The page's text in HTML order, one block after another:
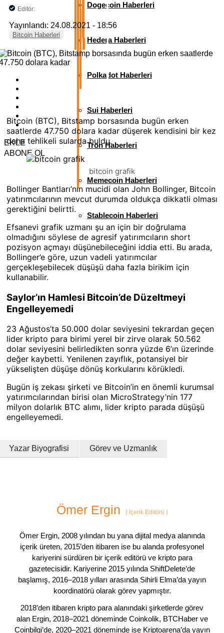
Dogecoin Haberleri
Hedera Haberleri
Polkadot Haberleri
Sui Haberleri
Tron Haberleri
Memecoin Haberleri
Stablecoin Haberleri
Editör:
Yayınlandı: 24.08.2021 - 18:56
Bitcoin Haberleri
EKLE
ABONE OL
Bitcoin (BTC), Bitstamp borsasında bugün erken
saatlerde 47.750 dolara kadar düşerek kendisini bir kez
daha tehlikeli sularda buldu.
bitcoin grafik
Bollinger Bantları’nın mucidi olan John Bollinger, Bitcoin
yatırımcılarının mevcut durumda oldukça dikkatli olması
gerektiğini belirtti.
Efsanevi grafik uzmanı şu an için bir doğrulama
olmadığını söylese de agresif yatırımcıların short
pozisyon açmayı düşünebileceğini iddia etti. Bu arada,
Bollinger’e göre, uzun vadeli yatırımcılar
gerçekleşebilecek düşüşü daha fazla birikim için
kullanabilir.
Saylor’ın Hamlesi Bitcoin’de Düzeltmeyi
Engelleyemedi
23 Ağustos’ta 50.000 dolar seviyesini tekrardan geçen
lider kripto para birimi yerel bir zirve olarak 50.562
dolar seviyesini belirledikten sonra yüzde 6’ın üzerinde
değer kaybetti. Yenilenen zayıflık, potansiyel bir
yükselişten düşüşe dönüş korkularını körükledi.
Bugün iş zekası şirketi ve Bitcoin’in en önemli kurumsal
yatırımcılarından birisi olan MicroStrategy’nin 177
milyon dolarlık BTC alımı, lider kripto parada düşüşü
engelleyemedi.
Yazar Biyografisi Görev ve Uzmanlık
Ömer Ergin (İçerik Editörü )
Ömer Ergin, 2008 yılından bu yana dijital medya alanında
içerik üreten, 2015’den itibaren ise bu alanda profesyonel
kariyerini sürdüren bir içerik editörü ve kripto para
gazetecisidir. Kariyerine 2015 yılında ShiftDelete’de
başlamış, 2016–2018 yılları arasında Sihirli Elma’da yayın
koordinatörü olarak görev yapmıştır.
2018’den itibaren kripto para alanındaki şirketlerde görev
alan Ergin, 2018–2021 döneminde Coinkolik, BTCHaber ve
Coinbilgi’de, 2020–2021 döneminde ise Kriptoarena’da yayın